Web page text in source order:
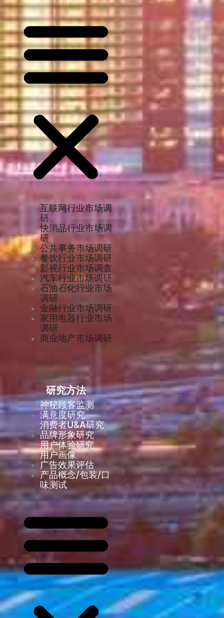
互联网行业市场调
研
快消品行业市场调
研
公共事务市场调研
餐饮行业市场调研
影视行业市场调查
汽车行业市场调研
石油石化行业市场
调研
金融行业市场调研
家用电器行业市场
调研
商业地产市场调研
研究方法
神秘顾客监测
满意度研究
消费者U&A研究
品牌形象研究
用户体验研究
用户画像
广告效果评估
产品概念/包装/口
味测试